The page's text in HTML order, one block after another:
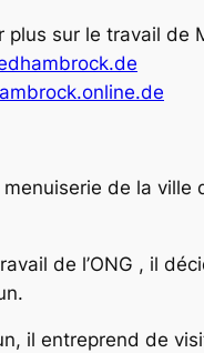
plus sur le travail de
de la
de l’ONG , il
il entreprend de